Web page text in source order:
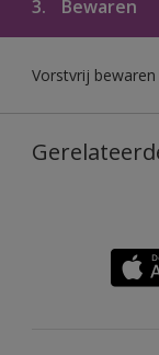
3. Bewaren
Vorstvrij bewaren